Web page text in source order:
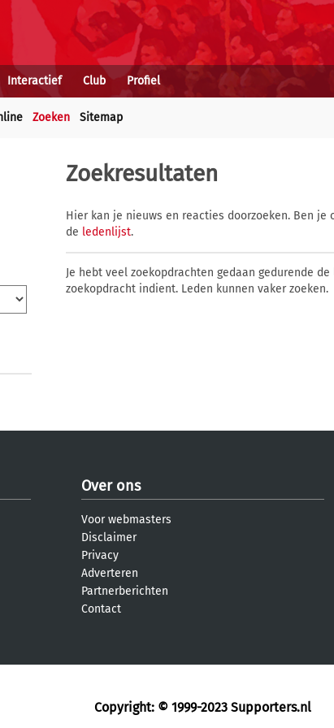
Interactief Club Profiel
Zoeken Sitemap
Zoekresultaten
Hier kan je nieuws en reacties doorzoeken. Ben
de ledenlijst.
Je hebt veel zoekopdrachten gedaan gedurende
zoekopdracht indient. Leden kunnen vaker zoeken.
Over ons
Voor webmasters
Disclaimer
Privacy
Adverteren
Partnerberichten
Contact
Copyright: © 1999-2023 Supporters.nl